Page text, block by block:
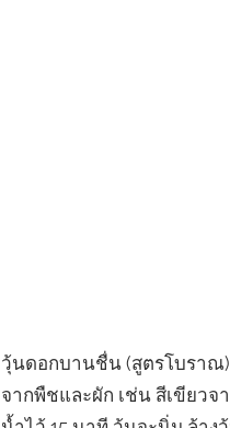
วุ้นดอกบานชื่น (สูตรโบราณ
จากพืชและผัก เช่น สีเขียวจ